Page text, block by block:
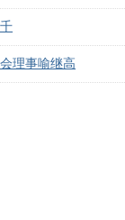
理事喻继高